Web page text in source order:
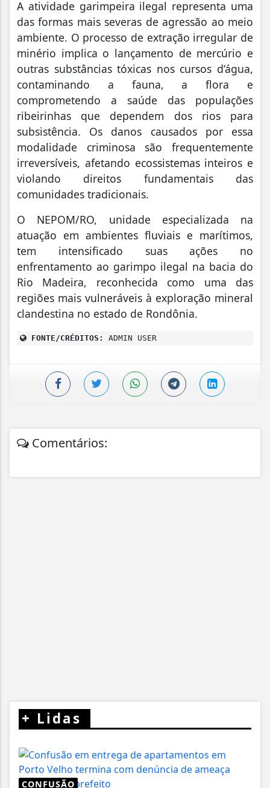
A atividade garimpeira ilegal representa uma
das formas mais severas de agressão ao meio
ambiente. O processo de extração irregular de
minério implica o lançamento de mercúrio e
outras substâncias tóxicas nos cursos d’água,
contaminando a fauna, a flora e
comprometendo a saúde das populações
ribeirinhas que dependem dos rios para
subsistência. Os danos causados por essa
modalidade criminosa são frequentemente
irreversíveis, afetando ecossistemas inteiros e
violando direitos fundamentais das
comunidades tradicionais.
O NEPOM/RO, unidade especializada na
atuação em ambientes fluviais e marítimos,
tem intensificado suas ações no
enfrentamento ao garimpo ilegal na bacia do
Rio Madeira, reconhecida como uma das
regiões mais vulneráveis à exploração mineral
clandestina no estado de Rondônia.
FONTE/CRÉDITOS: ADMIN USER
Comentários:
+ Lidas
CONFUSÃO